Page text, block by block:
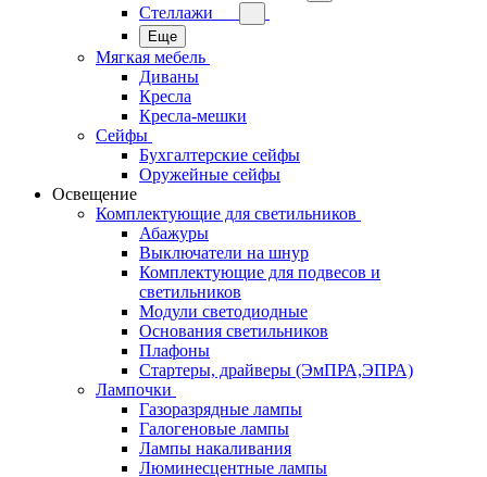
Стеллажи
Еще
Мягкая мебель
Диваны
Кресла
Кресла-мешки
Сейфы
Бухгалтерские сейфы
Оружейные сейфы
Освещение
Комплектующие для светильников
Абажуры
Выключатели на шнур
Комплектующие для подвесов и
светильников
Модули светодиодные
Основания светильников
Плафоны
Стартеры, драйверы (ЭмПРА,ЭПРА)
Лампочки
Газоразрядные лампы
Галогеновые лампы
Лампы накаливания
Люминесцентные лампы